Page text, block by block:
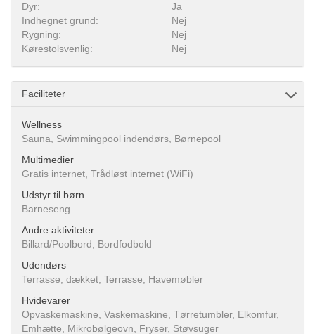
Dyr:
Ja
Indhegnet grund:
Nej
Rygning:
Nej
Kørestolsvenlig:
Nej
Faciliteter
Wellness
Sauna, Swimmingpool indendørs, Børnepool
Multimedier
Gratis internet, Trådløst internet (WiFi)
Udstyr til børn
Barneseng
Andre aktiviteter
Billard/Poolbord, Bordfodbold
Udendørs
Terrasse, dækket, Terrasse, Havemøbler
Hvidevarer
Opvaskemaskine, Vaskemaskine, Tørretumbler, Elkomfur,
Emhætte, Mikrobølgeovn, Fryser, Støvsuger